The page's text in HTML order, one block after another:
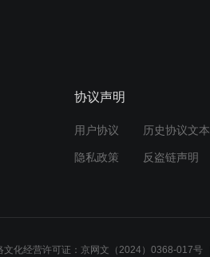
协议声明
用户协议 历史协议文本
隐私政策 反盗链声明
文化经营许可证：京网文（2024）0368-017号